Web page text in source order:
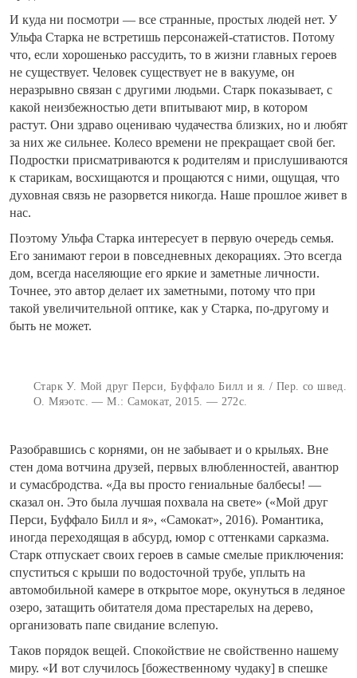
И куда ни посмотри — все странные, простых людей нет. У
Ульфа Старка не встретишь персонажей-статистов. Потому
что, если хорошенько рассудить, то в жизни главных героев
не существует. Человек существует не в вакууме, он
неразрывно связан с другими людьми. Старк показывает, с
какой неизбежностью дети впитывают мир, в котором
растут. Они здраво оцениваю чудачества близких, но и любят
за них же сильнее. Колесо времени не прекращает свой бег.
Подростки присматриваются к родителям и прислушиваются
к старикам, восхищаются и прощаются с ними, ощущая, что
духовная связь не разорвется никогда. Наше прошлое живет в
нас.
Поэтому Ульфа Старка интересует в первую очередь семья.
Его занимают герои в повседневных декорациях. Это всегда
дом, всегда населяющие его яркие и заметные личности.
Точнее, это автор делает их заметными, потому что при
такой увеличительной оптике, как у Старка, по-другому и
быть не может.
Старк У. Мой друг Перси, Буффало Билл и я. / Пер. со швед.
О. Мяэотс. — М.: Самокат, 2015. — 272с.
Разобравшись с корнями, он не забывает и о крыльях. Вне
стен дома вотчина друзей, первых влюбленностей, авантюр
и сумасбродства. «Да вы просто гениальные балбесы! —
сказал он. Это была лучшая похвала на свете» («Мой друг
Перси, Буффало Билл и я», «Самокат», 2016). Романтика,
иногда переходящая в абсурд, юмор с оттенками сарказма.
Старк отпускает своих героев в самые смелые приключения:
спуститься с крыши по водосточной трубе, уплыть на
автомобильной камере в открытое море, окунуться в ледяное
озеро, затащить обитателя дома престарелых на дерево,
организовать папе свидание вслепую.
Таков порядок вещей. Спокойствие не свойственно нашему
миру. «И вот случилось [божественному чудаку] в спешке